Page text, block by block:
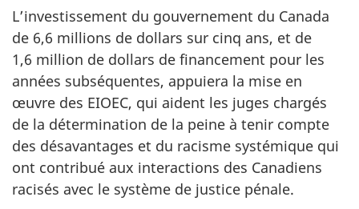
L’investissement du gouvernement du Canada
de 6,6 millions de dollars sur cinq ans, et de
1,6 million de dollars de financement pour les
années subséquentes, appuiera la mise en
œuvre des EIOEC, qui aident les juges chargés
de la détermination de la peine à tenir compte
des désavantages et du racisme systémique qui
ont contribué aux interactions des Canadiens
racisés avec le système de justice pénale.